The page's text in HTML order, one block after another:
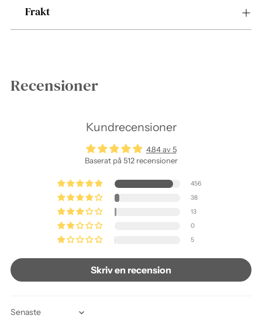
Frakt
Recensioner
Kundrecensioner
4.84 av 5
Baserat på 512 recensioner
456
38
13
0
5
Skriv en recension
Sort by